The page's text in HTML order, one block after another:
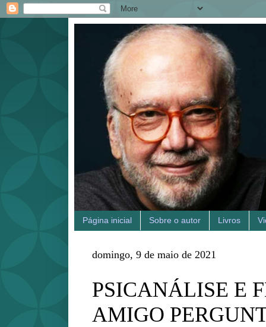
Página inicial Sobre o autor Livros
domingo, 9 de maio de 2021
PSICANÁLISE E
AMIGO